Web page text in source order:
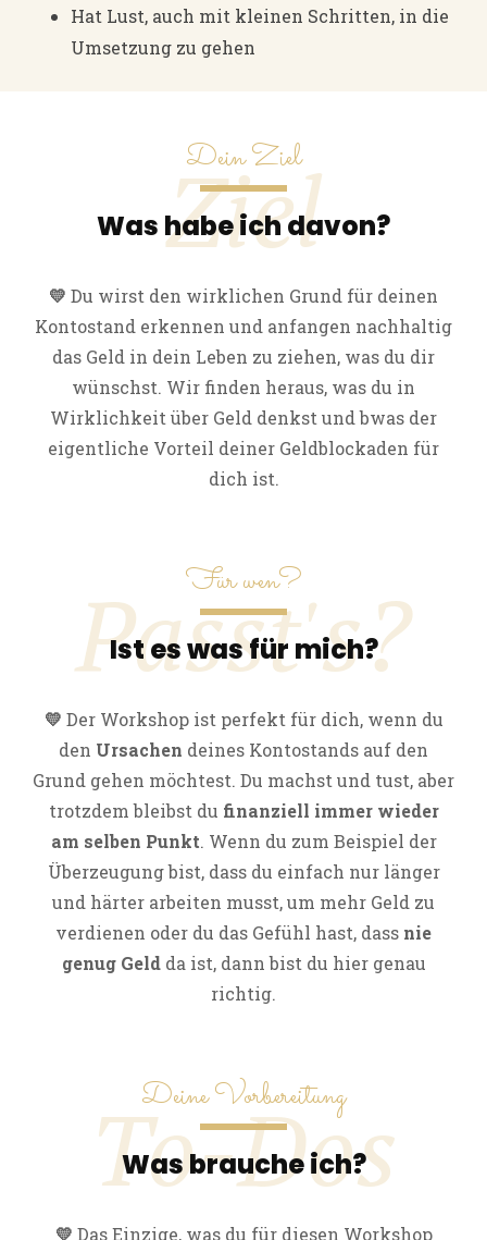
Hat Lust, auch mit kleinen Schritten, in die
Umsetzung zu gehen
Ziel
Dein Ziel
Was habe ich davon?
💛 Du wirst den wirklichen Grund für deinen
Kontostand erkennen und anfangen nachhaltig
das Geld in dein Leben zu ziehen, was du dir
wünschst. Wir finden heraus, was du in
Wirklichkeit über Geld denkst und bwas der
eigentliche Vorteil deiner Geldblockaden für
dich ist.
Passt's?
Für wen?
Ist es was für mich?
💛 Der Workshop ist perfekt für dich, wenn du
den Ursachen deines Kontostands auf den
Grund gehen möchtest. Du machst und tust, aber
trotzdem bleibst du finanziell immer wieder
am selben Punkt. Wenn du zum Beispiel der
Überzeugung bist, dass du einfach nur länger
und härter arbeiten musst, um mehr Geld zu
verdienen oder du das Gefühl hast, dass nie
genug Geldda ist, dann bist du hier genau
richtig.
To-Dos
Deine Vorbereitung
Was brauche ich?
💛 Das Einzige, was du für diesen Workshop